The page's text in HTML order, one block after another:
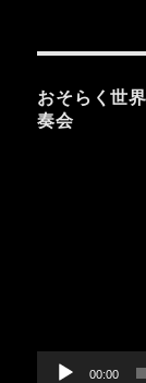
おそらく世
奏会
ー
00:00